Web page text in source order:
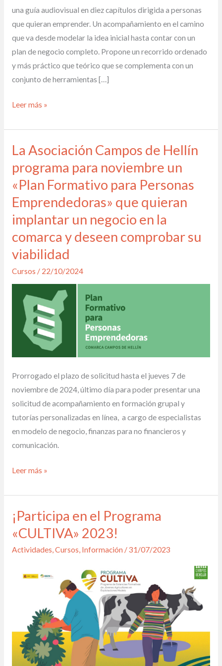
una guía audiovisual en diez capítulos dirigida a personas
que quieran emprender. Un acompañamiento en el camino
que va desde modelar la idea inicial hasta contar con un
plan de negocio completo. Propone un recorrido ordenado
y más práctico que teórico que se complementa con un
conjunto de herramientas […]
Leer más »
La Asociación Campos de Hellín
programa para noviembre un
«Plan Formativo para Personas
Emprendedoras» que quieran
implantar un negocio en la
comarca y deseen comprobar su
viabilidad
Cursos / 22/10/2024
Prorrogado el plazo de solicitud hasta el jueves 7 de
noviembre de 2024, último día para poder presentar una
solicitud de acompañamiento en formación grupal y
tutorías personalizadas en línea, a cargo de especialistas
en modelo de negocio, finanzas para no financieros y
comunicación.
La
Campos
de
Hellín
programa
noviembre
un
«Plan
Formativo
para
Personas
Emprendedoras»
quieran
deseen
su
Leer más »
¡Participa en el Programa
«CULTIVA» 2023!
Actividades,Cursos, Información /31/07/2023
¡Participa
Programa